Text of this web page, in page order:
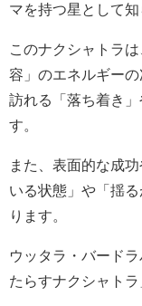
マを持つ星として知
このナクシャトラ
容」のエネルギー
訪れる「落ち着き
す。
また、表面的な成
いる状態」や「揺
ります。
ウッタラ・バード
たらすナクシャトラ